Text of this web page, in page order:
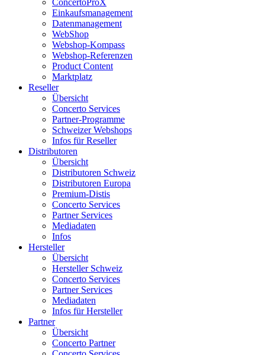
ConcertoProX
Einkaufsmanagement
Datenmanagement
WebShop
Webshop-Kompass
Webshop-Referenzen
Product Content
Marktplatz
Reseller
Übersicht
Concerto Services
Partner-Programme
Schweizer Webshops
Infos für Reseller
Distributoren
Übersicht
Distributoren Schweiz
Distributoren Europa
Premium-Distis
Concerto Services
Partner Services
Mediadaten
Infos
Hersteller
Übersicht
Hersteller Schweiz
Concerto Services
Partner Services
Mediadaten
Infos für Hersteller
Partner
Übersicht
Concerto Partner